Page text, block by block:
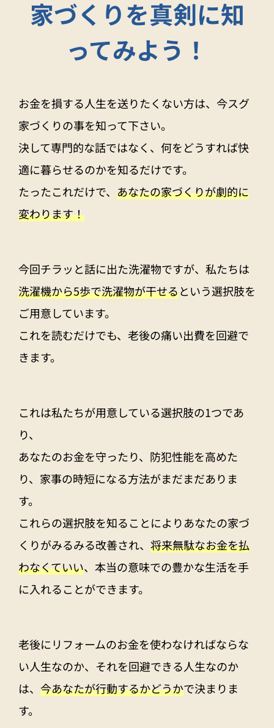
家づくりを真剣に知
ってみよう！
お金を損する人生を送りたくない方は、今スグ
家づくりの事を知って下さい。
決して専門的な話ではなく、何をどうすれば快
適に暮らせるのかを知るだけです。
たったこれだけで、 あなたの家づくりが劇的に
変わります！
今回チラッと話に出た洗濯物ですが、私たちは
洗濯機から5歩で洗濯物が干せるという選択肢を
ご用意しています。
これを読むだけでも、老後の痛い出費を回避で
きます。
これは私たちが用意している選択肢の1つであ
り、
あなたのお金を守ったり、防犯性能を高めた
り、家事の時短になる方法がまだまだありま
す。
これらの選択肢を知ることによりあなたの家づ
くりがみるみる改善され、 将来無駄なお金を払
わなくていい、本当の意味での豊かな生活を手
に入れることができます。
老後にリフォームのお金を使わなければならな
い人生なのか、それを回避できる人生なのか
は、 今あなたが行動するかどうかで決まりま
す。